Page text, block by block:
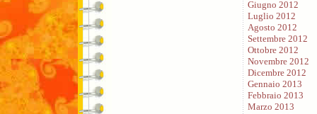
Giugno 2012
Luglio 2012
Agosto 2012
Settembre 2012
Ottobre 2012
Novembre 2012
Dicembre 2012
Gennaio 2013
Febbraio 2013
Marzo 2013